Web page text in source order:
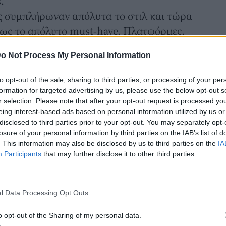
Not Process My Personal Information
opt-out of the sale, sharing to third parties, or processing of your
for targeted advertising by us, please use the below opt-out
selection. Please note that after your opt-out request is processed
interest-based ads based on personal information utilized by us
to third parties prior to your opt-out. You may separately
of your personal information by third parties on the IAB’s list of
This information may also be disclosed by us to third parties on the
Participants that may further disclose it to other third parties.
Data Processing Opt Outs
opt-out of the Sharing of my personal data.
συμπλήρωναν απόλυτα το στιλ και τώρα
το απόλυτο must-have. Πλατφόρμες,
ξανακερδίζουν θέση στη ντουλάπα
με το σήμερα.
τζιν, τα πέδιλα των 00s ταιριάζουν
match της μόδας. Κάθε fashion blog ή
μία paparazzi έμπνευση από τότε:
πλατφόρμες ή funky jelly shoes.
να ξαναφορέσεις
του 2000, είναι ότι η μόδα άφησε
'90s και αγκάλιασε τη λάμψη χωρίς
«ό,τι λάμπει είναι χρυσός» δεν ήταν